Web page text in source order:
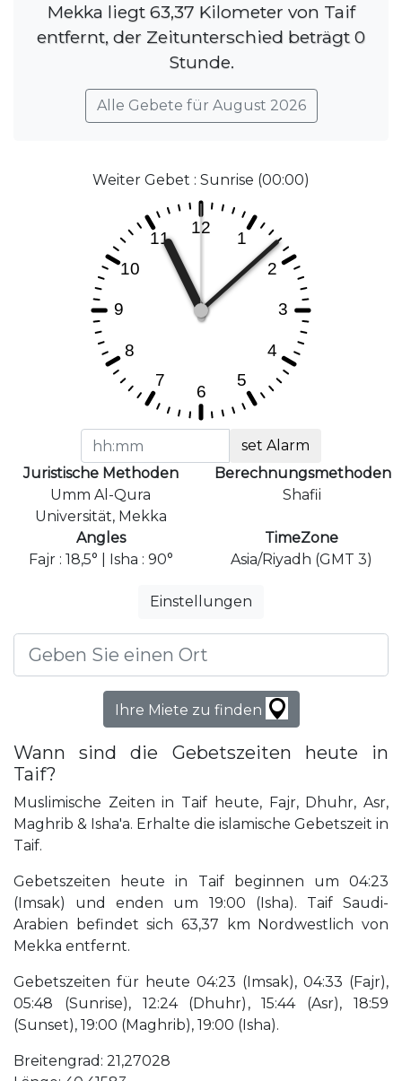
Mekka liegt 63,37 Kilometer von Taif
entfernt, der Zeitunterschied beträgt 0
Stunde.
Alle Gebete für August 2026
Weiter Gebet : Sunrise (00:00)
set Alarm
Juristische Methoden
Umm Al-Qura
Universität, Mekka
Berechnungsmethoden
Shafii
Angles
Fajr : 18,5° | Isha : 90°
TimeZone
Asia/Riyadh (GMT 3)
Einstellungen
Ihre Miete zu finden
Wann sind die Gebetszeiten heute in
Taif?
Muslimische Zeiten in Taif heute, Fajr, Dhuhr, Asr,
Maghrib & Isha'a. Erhalte die islamische Gebetszeit in
Taif.
Gebetszeiten heute in Taif beginnen um 04:23
(Imsak) und enden um 19:00 (Isha). Taif Saudi-
Arabien befindet sich 63,37 km Nordwestlich von
Mekka entfernt.
Gebetszeiten für heute 04:23 (Imsak), 04:33 (Fajr),
05:48 (Sunrise), 12:24 (Dhuhr), 15:44 (Asr), 18:59
(Sunset), 19:00 (Maghrib), 19:00 (Isha).
Breitengrad: 21,27028